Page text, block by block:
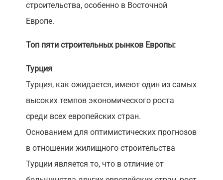
строительства, особенно в Восточной
Европе.
Топ пяти строительных рынков Европы:
Турция
Турция, как ожидается, имеют один из самых
высоких темпов экономического роста
среди всех европейских стран.
Основанием для оптимистических прогнозов
в отношении жилищного строительства
Турции является то, что в отличие от